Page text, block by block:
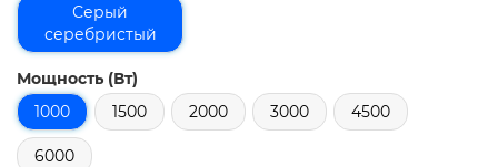
Серый
серебристый
Мощность (Вт)
1000
1500 2000 3000 4500
6000